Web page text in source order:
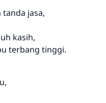
jasa,
kasih,
terbang tinggi.